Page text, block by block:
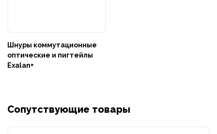
Шнуры коммутационные
оптические и пигтейлы
Exalan+
Сопутствующие товары